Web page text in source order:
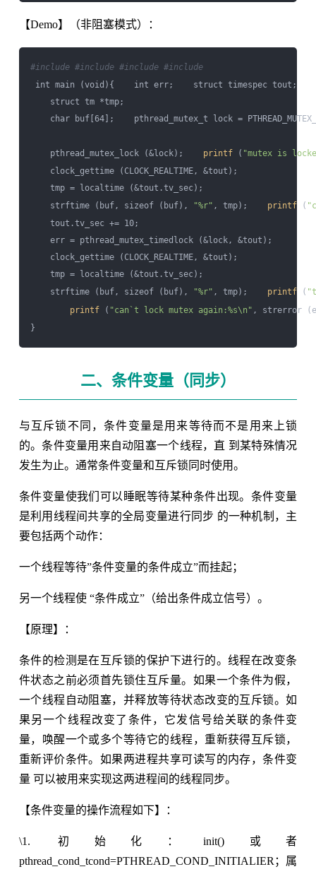
【Demo】（非阻塞模式）：
#include #include #include #include
int main (void){    int err;    struct timespec tout;
struct tm *tmp;
char buf[64];    pthread_mutex_t lock =
pthread_mutex_lock (&lock); printf ( "mutex is
clock_gettime (CLOCK_REALTIME, &tout);
tmp = localtime (&tout.tv_sec);
strftime (buf, sizeof (buf),
"%r" , tmp); printf (
tout.tv_sec += 10;
err = pthread_mutex_timedlock (&lock, &tout);
clock_gettime (CLOCK_REALTIME, &tout);
tmp = localtime (&tout.tv_sec);
strftime (buf, sizeof (buf),
"%r" , tmp); printf (
printf ( "can`t lock mutex again:%s\n" ,
二、条件变量（同步）
与互斥锁不同，条件变量是用来等待而不是用来上锁
的。条件变量用来自动阻塞一个线程，直 到某特殊情况
发生为止。通常条件变量和互斥锁同时使用。
条件变量使我们可以睡眠等待某种条件出现。条件变量
是利用线程间共享的全局变量进行同步 的一种机制，主
要包括两个动作：
一个线程等待”条件变量的条件成立”而挂起；
另一个线程使 “条件成立”（给出条件成立信号）。
【原理】：
条件的检测是在互斥锁的保护下进行的。线程在改变条
件状态之前必须首先锁住互斥量。如果一个条件为假，
一个线程自动阻塞，并释放等待状态改变的互斥锁。如
果另一个线程改变了条件，它发信号给关联的条件变
量，唤醒一个或多个等待它的线程，重新获得互斥锁，
重新评价条件。如果两进程共享可读写的内存，条件变
量 可以被用来实现这两进程间的线程同步。
【条件变量的操作流程如下】：
\1. 初始化：init()或者
pthread_cond_tcond=PTHREAD_COND_INITIALIER；属